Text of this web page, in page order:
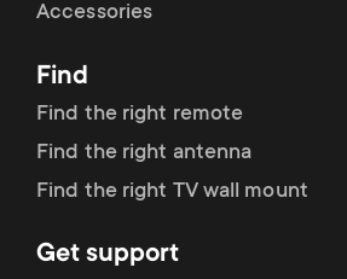
Accessories
Find
Find the right remote
Find the right antenna
Find the right TV wall mount
Get support